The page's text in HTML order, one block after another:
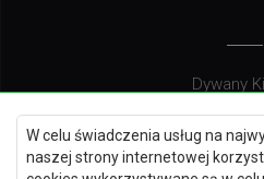
W celu świadczenia usług na
naszej strony internetowej
Dywany
Dywany
Dywany